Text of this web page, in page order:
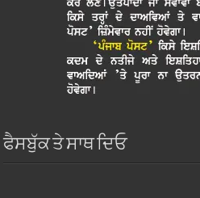
ਫੈਸਬੁੱਕ ਤੇ ਸਾਥ ਦਿਓ